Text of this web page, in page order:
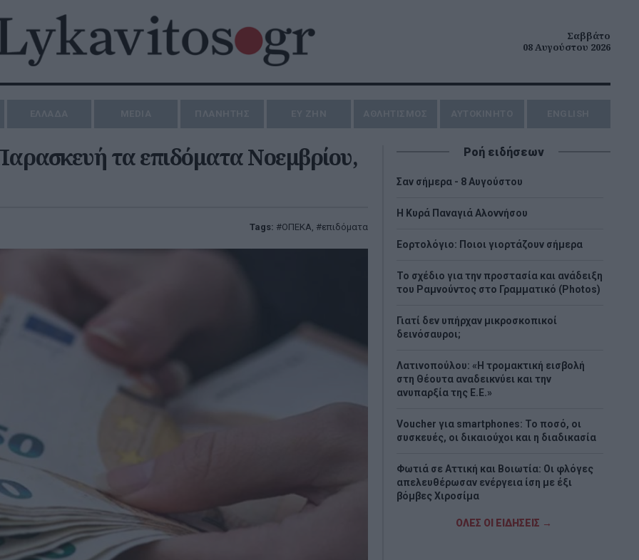
Σαββάτο
08 Αυγούστου 2026
τα επιδόματα Νοεμβρίου,
Tags: ΟΠΕΚΑ, επιδόματα
Ροή ειδήσεων
Σαν σήμερα - 8 Αυγούστου
H Κυρά Παναγιά Αλοννήσου
Εορτολόγιο: Ποιοι γιορτάζουν σήμερα
Το σχέδιο για την προστασία και ανάδειξη
του Ραμνούντος στο Γραμματικό (Photos)
Γιατί δεν υπήρχαν μικροσκοπικοί
δεινόσαυροι;
Λατινοπούλου: «Η τρομακτική εισβολή
στη Θέουτα αναδεικνύει και την
ανυπαρξία της Ε.Ε.»
Voucher για smartphones: Το ποσό, οι
συσκευές, οι δικαιούχοι και η διαδικασία
Φωτιά σε Αττική και Βοιωτία: Οι φλόγες
απελευθέρωσαν ενέργεια ίση με έξι
βόμβες Χιροσίμα
H εντυπωσιακή συλλογή supercars του
ΟΛΕΣ ΟΙ ΕΙΔΗΣΕΙΣ →